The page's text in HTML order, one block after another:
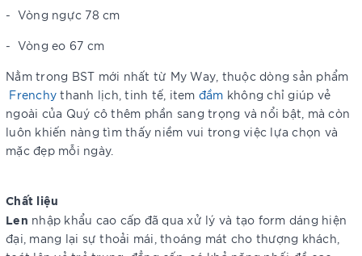
- Vòng ngực 78 cm
- Vòng eo 67 cm
Nằm trong BST mới nhất từ My Way, thuộc dòng sản phẩm
Frenchy thanh lịch, tinh tế, item đầm không chỉ giúp vẻ
ngoài của Quý cô thêm phần sang trọng và nổi bật, mà còn
luôn khiến nàng tìm thấy niềm vui trong việc lựa chọn và
mặc đẹp mỗi ngày.
Chất liệu
Len nhập khẩu cao cấp đã qua xử lý và tạo form dáng hiện
đại, mang lại sự thoải mái, thoáng mát cho thượng khách,